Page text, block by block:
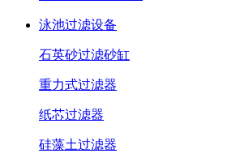
泳池过滤设备
石英砂过滤砂缸
重力式过滤器
纸芯过滤器
硅藻土过滤器